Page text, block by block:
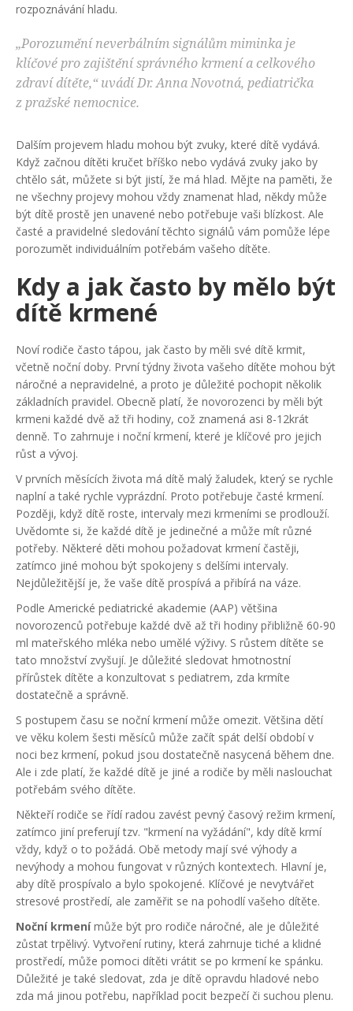
rozpoznávání hladu.
„Porozumění neverbálním signálům miminka je
klíčové pro zajištění správného krmení a celkového
zdraví dítěte,“ uvádí Dr. Anna Novotná, pediatrička
z pražské nemocnice.
Dalším projevem hladu mohou být zvuky, které dítě vydává.
Když začnou dítěti kručet bříško nebo vydává zvuky jako by
chtělo sát, můžete si být jistí, že má hlad. Mějte na paměti, že
ne všechny projevy mohou vždy znamenat hlad, někdy může
být dítě prostě jen unavené nebo potřebuje vaši blízkost. Ale
časté a pravidelné sledování těchto signálů vám pomůže lépe
porozumět individuálním potřebám vašeho dítěte.
Kdy a jak často by mělo být
dítě krmené
Noví rodiče často tápou, jak často by měli své dítě krmit,
včetně noční doby. První týdny života vašeho dítěte mohou být
náročné a nepravidelné, a proto je důležité pochopit několik
základních pravidel. Obecně platí, že novorozenci by měli být
krmeni každé dvě až tři hodiny, což znamená asi 8-12krát
denně. To zahrnuje i noční krmení, které je klíčové pro jejich
růst a vývoj.
V prvních měsících života má dítě malý žaludek, který se rychle
naplní a také rychle vyprázdní. Proto potřebuje časté krmení.
Později, když dítě roste, intervaly mezi krmeními se prodlouží.
Uvědomte si, že každé dítě je jedinečné a může mít různé
potřeby. Některé děti mohou požadovat krmení častěji,
zatímco jiné mohou být spokojeny s delšími intervaly.
Nejdůležitější je, že vaše dítě prospívá a přibírá na váze.
Podle Americké pediatrické akademie (AAP) většina
novorozenců potřebuje každé dvě až tři hodiny přibližně 60-90
ml mateřského mléka nebo umělé výživy. S růstem dítěte se
tato množství zvyšují. Je důležité sledovat hmotnostní
přírůstek dítěte a konzultovat s pediatrem, zda krmíte
dostatečně a správně.
S postupem času se noční krmení může omezit. Většina dětí
ve věku kolem šesti měsíců může začít spát delší období v
noci bez krmení, pokud jsou dostatečně nasycená během dne.
Ale i zde platí, že každé dítě je jiné a rodiče by měli naslouchat
potřebám svého dítěte.
Někteří rodiče se řídí radou zavést pevný časový režim krmení,
zatímco jiní preferují tzv. "krmení na vyžádání", kdy dítě krmí
vždy, když o to požádá. Obě metody mají své výhody a
nevýhody a mohou fungovat v různých kontextech. Hlavní je,
aby dítě prospívalo a bylo spokojené. Klíčové je nevytvářet
stresové prostředí, ale zaměřit se na pohodlí vašeho dítěte.
Noční krmenímůže být pro rodiče náročné, ale je důležité
zůstat trpělivý. Vytvoření rutiny, která zahrnuje tiché a klidné
prostředí, může pomoci dítěti vrátit se po krmení ke spánku.
Důležité je také sledovat, zda je dítě opravdu hladové nebo
zda má jinou potřebu, například pocit bezpečí či suchou plenu.